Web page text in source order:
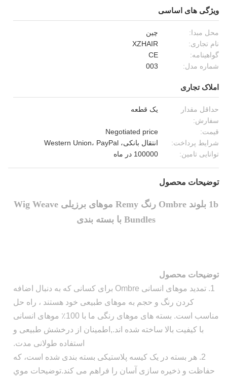
ویژگی های اساسی
محل مبدا:
چین
نام تجاری:
XZHAIR
گواهینامه:
CE
شماره مدل:
003
املاک تجاری
حداقل مقدار
سفارش:
یک قطعه
قیمت:
Negotiated price
شرایط پرداخت:
انتقال بانکی، Western Union، PayPal
توانایی تامین:
100000 در ماه
توضیحات محصول
1b بلوند Ombre رنگ Remy موهای برزیلی Wig Weave
Bundles با بسته بندی
توضیحات محصول
1. تمدید موهای انسانی Ombre برای کسانی که به دنبال اضافه
کردن رنگ و حجم به موهای طبیعی خود هستند ، راه حل
مناسب است. بسته های موهای رنگی ما با 100٪ موهای انسانی
با کیفیت بالا ساخته شده اند.,اطمینان از درخشش طبیعی و
استفاده طولانی مدت.
2. هر بسته در یک کیسه پلاستیکی بسته بندی شده است، که
حفاظت و ذخیره سازی آسان را فراهم می کند.توضيحات موي